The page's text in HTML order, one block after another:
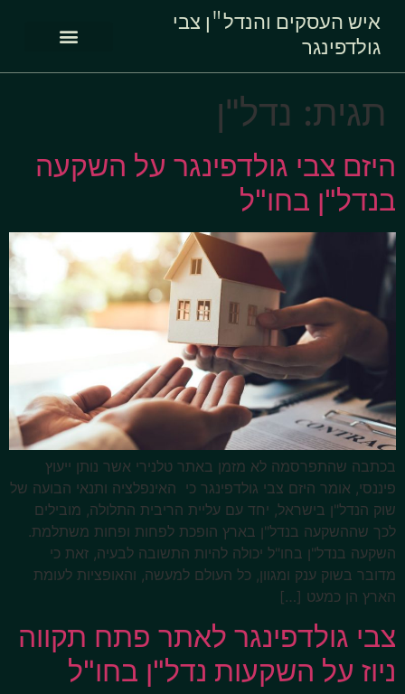
איש העסקים והנדל"ן צבי
גולדפינגר
תגית: נדל"ן
היזם צבי גולדפינגר על השקעה
בנדל"ן בחו"ל
בכתבה שהתפרסמה לא מזמן באתר טלנירי אשר נותן ייעוץ
פיננסי, אומר היזם צבי גולדפינגר כי האינפלציה ותנאי הבועה של
שוק הנדל"ן בישראל, יחד עם עליית הריבית התלולה, מובילים
לכך שההשקעה בנדל"ן בארץ הופכת לפחות ופחות משתלמת.
השקעה בנדל"ן בחו"ל יכולה להיות התשובה לבעיה, זאת כי
מדובר בשוק ענק ומגוון, כל העולם למעשה, והאופציות לעומת
הארץ הן כמעט […]
צבי גולדפינגר לאתר פתח תקווה
ניוז על השקעות נדל"ן בחו"ל